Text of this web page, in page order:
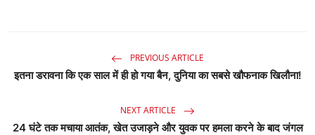
PREVIOUS ARTICLE
इतना डरावना कि एक साल में ही हो गया बैन, दुनिया का सबसे खौफनाक खिलौना!
NEXT ARTICLE
24 घंटे तक मचाया आतंक, खेत उजाड़ने और युवक पर हमला करने के बाद जंगल